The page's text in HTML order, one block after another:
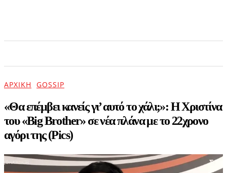
ΑΡΧΙΚΉ GOSSIP
«Θα επέμβει κανείς γι’ αυτό το χάλι;»: Η Χριστίνα
του «Big Brother» σε νέα πλάνα με το 22χρονο
αγόρι της (Pics)